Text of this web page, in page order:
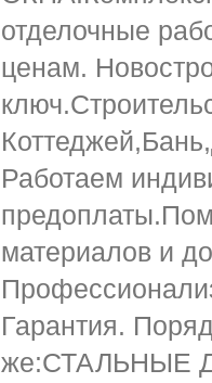
отделочные
ценам.
Работаем
материалов и
Гарантия.
же:СТАЛЬНЫЕ